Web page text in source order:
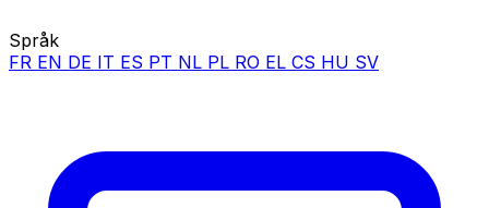
Språk
FR EN DE IT ES PT NL PL RO EL CS HU SV